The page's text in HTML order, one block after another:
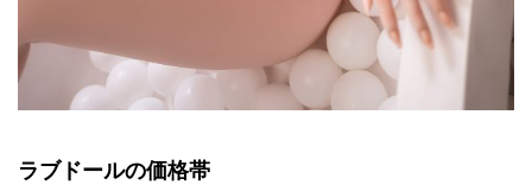
ラブドールの価格帯